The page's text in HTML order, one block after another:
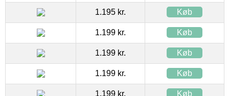
1.195 kr. Køb
1.199 kr. Køb
1.199 kr. Køb
1.199 kr. Køb
1.199 kr. Køb